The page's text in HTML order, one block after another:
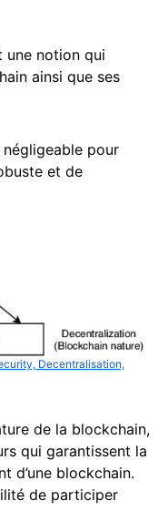
une notion qui
ainsi que ses
pour
et de
Decentralisation,
de la blockchain,
qui garantissent la
d’une blockchain.
de participer